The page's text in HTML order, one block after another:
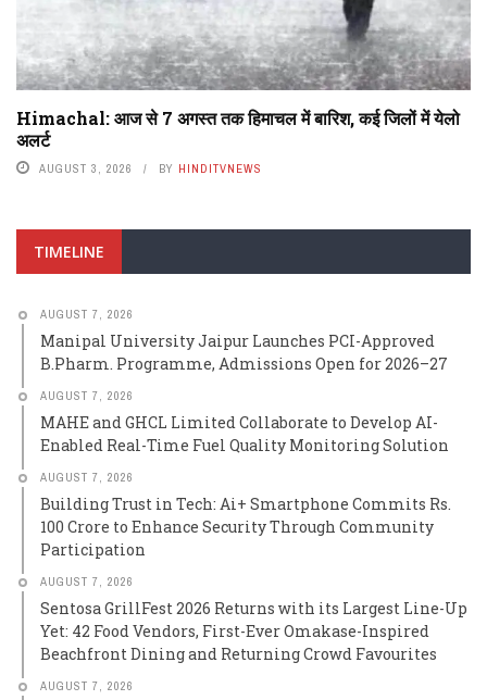
Himachal: आज से 7 अगस्त तक हिमाचल में बारिश, कई जिलों में येलो
अलर्ट
AUGUST 3, 2026 BY HINDITVNEWS
TIMELINE
AUGUST 7, 2026
Manipal University Jaipur Launches PCI-Approved
B.Pharm. Programme, Admissions Open for 2026–27
AUGUST 7, 2026
MAHE and GHCL Limited Collaborate to Develop AI-
Enabled Real-Time Fuel Quality Monitoring Solution
AUGUST 7, 2026
Building Trust in Tech: Ai+ Smartphone Commits Rs.
100 Crore to Enhance Security Through Community
Participation
AUGUST 7, 2026
Sentosa GrillFest 2026 Returns with its Largest Line-Up
Yet: 42 Food Vendors, First-Ever Omakase-Inspired
Beachfront Dining and Returning Crowd Favourites
AUGUST 7, 2026